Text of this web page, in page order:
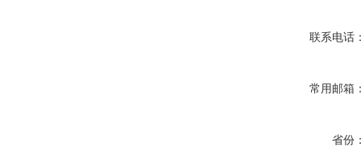
联系电话
常用邮箱
省份